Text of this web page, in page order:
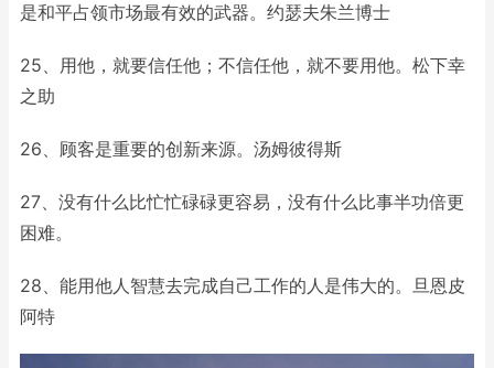
是和平占领市场最有效的武器。约瑟夫朱兰博士
25、用他，就要信任他；不信任他，就不要用他。松下幸
之助
26、顾客是重要的创新来源。汤姆彼得斯
27、没有什么比忙忙碌碌更容易，没有什么比事半功倍更
困难。
28、能用他人智慧去完成自己工作的人是伟大的。旦恩皮
阿特